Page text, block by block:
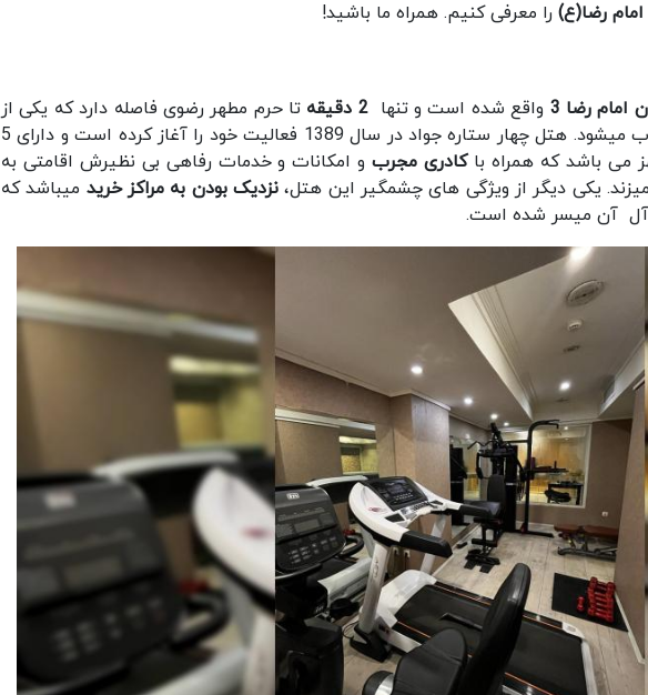
رضا(ع) را معرفی کنیم. همراه ما باشید!
امام رضا 3 واقع شده است و تنها2 دقیقه
تا حرم مطهر رضوی فاصله دارد که یکی از
مهمترین مزیت های این هتل محسوب میشود. هتل چهار ستاره جواد در سال 1389 فعالیت خود را آغاز کرده است و دارای 5
کادری مجربو امکانات و خدمات رفاهی بی نظیرش اقامتی به
میزند. یکی دیگر از ویژگی های چشمگیر این هتل، نزدیک بودن به مراکز خرید میباشد که
آل آن میسر شده است.